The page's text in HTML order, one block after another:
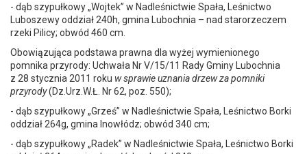
- dąb szypułkowy „Wojtek” w Nadleśnictwie Spała, Leśnictwo
Luboszewy oddział 240h, gmina Lubochnia – nad starorzeczem
rzeki Pilicy; obwód 460 cm.
Obowiązująca podstawa prawna dla wyżej wymienionego
pomnika przyrody: Uchwała Nr V/15/11 Rady Gminy Lubochnia
z 28 stycznia 2011 roku w sprawie uznania drzew za pomniki
przyrody(Dz.Urz.W.Ł. Nr 62, poz. 550);
- dąb szypułkowy „Grześ” w Nadleśnictwie Spała, Leśnictwo Borki
oddział 264g, gmina Inowłódz; obwód 340 cm;
- dąb szypułkowy „Radek” w Nadleśnictwie Spała, Leśnictwo Borki